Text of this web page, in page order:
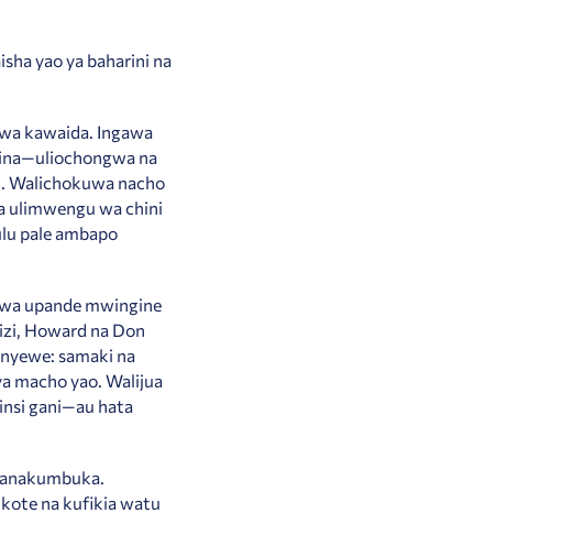
yao ya baharini na
kawaida. Ingawa
na
Walichokuwa nacho
ulimwengu wa chini
pale ambapo
upande mwingine
Howard na Don
samaki na
macho yao. Walijua
gani—au hata
na kufikia watu